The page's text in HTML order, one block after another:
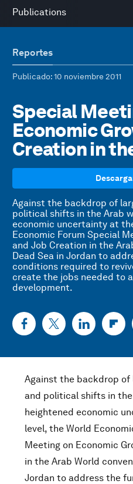
Publications
Reportes
Publicado: 10 noviembre 2011
Special
Economic
Creation in
Against the backdrop of
political shifts in the Arab
economic uncertainty at
Economic Forum Special
and Job Creation in the
Dead Sea in Jordan to
conditions required to
create the jobs needed to
development.
Against the backdrop of
and political shifts in
heightened economic
level, the World
Meeting on Economic
in the Arab World
Jordan to address the